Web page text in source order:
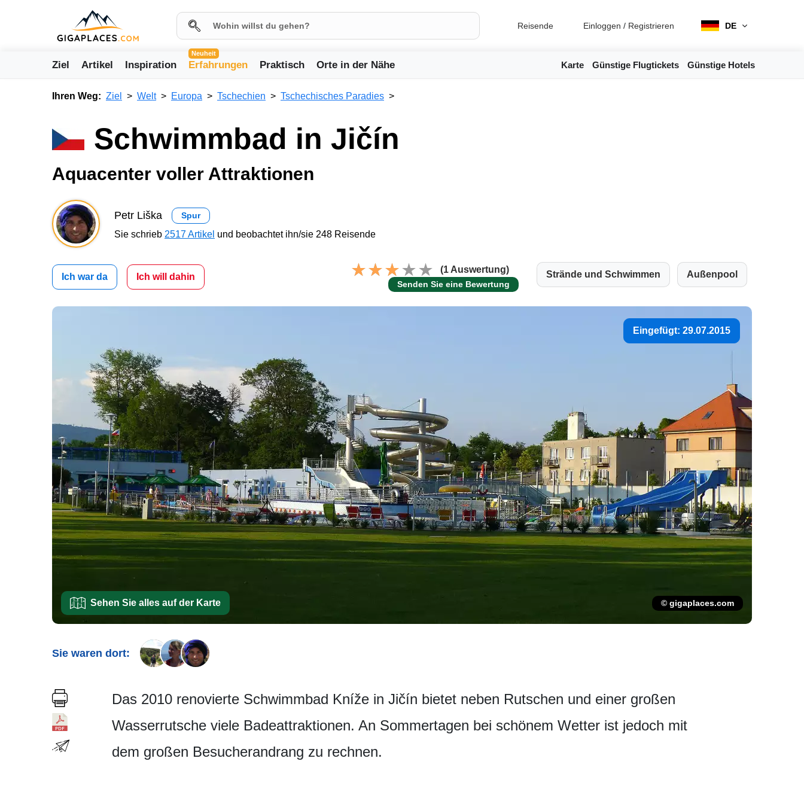
Reisende Einloggen / Registrieren DE
Ziel Artikel Inspiration
Neuheit
Erfahrungen Praktisch Orte in der Nähe Karte Günstige Flugtickets Günstige Hotels
Ihren Weg: Ziel Welt Europa Tschechien Tschechisches Paradies
Schwimmbad in Jičín
Aquacenter voller Attraktionen
Petr Liška Spur
Sie schrieb 2517 Artikel und beobachtet ihn/sie 248 Reisende
Ich war da Ich will dahin
(1 Auswertung)
Senden Sie eine Bewertung
Strände und Schwimmen Außenpool
Eingefügt: 29.07.2015
Sehen Sie alles auf der Karte © gigaplaces.com
Sie waren dort:
Das 2010 renovierte Schwimmbad Kníže in Jičín bietet neben Rutschen und einer großen
Wasserrutsche viele Badeattraktionen. An Sommertagen bei schönem Wetter ist jedoch mit
dem großen Besucherandrang zu rechnen.